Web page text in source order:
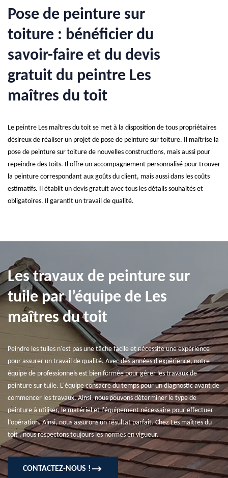
Pose de peinture sur
toiture : bénéficier du
savoir-faire et du devis
gratuit du peintre Les
maîtres du toit
Le peintre Les maîtres du toit se met à la disposition de tous propriétaires
désireux de réaliser un projet de pose de peinture sur toiture. Il maîtrise la
pose de peinture sur toiture de nouvelles constructions, mais aussi pour
repeindre des toits. Il offre un accompagnement personnalisé pour trouver
la peinture correspondant aux goûts du client, mais aussi dans les coûts
estimatifs. Il établit un devis gratuit avec tous les détails souhaités et
obligatoires. Il garantit un travail de qualité.
Les travaux de peinture sur
tuile par l’équipe de Les
maîtres du toit
Peindre les tuiles n'est pas une tâche facile et nécessite une expérience
pour assurer un travail de qualité. Avec des années d'expérience, notre
équipe de professionnels est bien formée pour gérer les travaux de
peinture sur tuile. L'équipe consacre du temps pour un diagnostic avant de
commencer les travaux. Ainsi, nous pouvons déterminer le type de
peinture à utiliser, le matériel et l'équipement nécessaire pour effectuer
l’opération. Ainsi, nous assurons un résultat parfait. Chez Les maîtres du
toit , nous respectons toujours les normes en vigueur.
CONTACTEZ-NOUS !